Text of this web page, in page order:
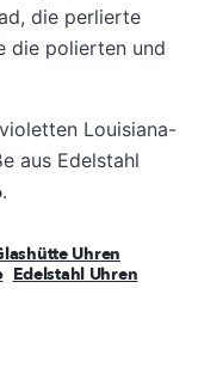
die perlierte
die polierten und
Louisiana-
aus Edelstahl
.
Uhren
Edelstahl Uhren